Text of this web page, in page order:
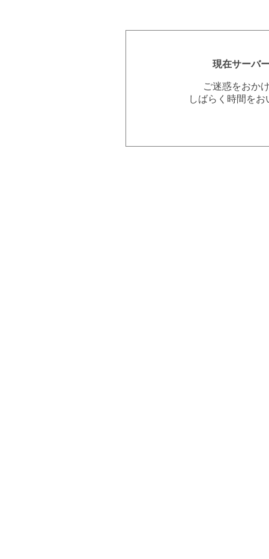
現在サーバ
ご迷惑をおか
しばらく時間を